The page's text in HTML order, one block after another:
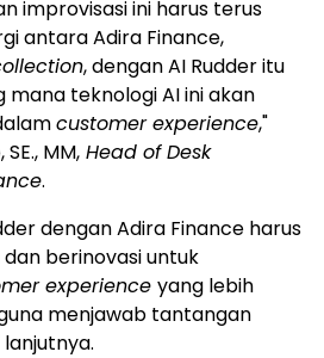
improvisasi ini harus terus
antara Adira Finance,
, dengan AI Rudder itu
teknologi AI ini akan
customer experience,"
MM, Head of Desk
.
dengan Adira Finance harus
berinovasi untuk
experience yang lebih
menjawab tantangan